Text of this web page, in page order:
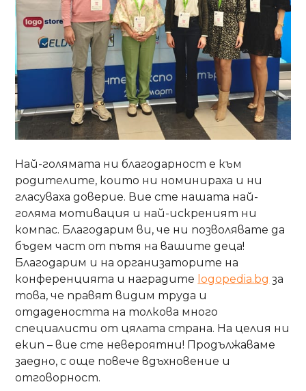
Най-голямата ни благодарност е към
родителите, които ни номинираха и ни
гласуваха доверие. Вие сте нашата най-
голяма мотивация и най-искреният ни
компас. Благодарим ви, че ни позволявате да
бъдем част от пътя на вашите деца!
Благодарим и на организаторите на
конференцията и наградите logopedia.bg за
това, че правят видим труда и
отдадеността на толкова много
специалисти от цялата страна. На целия ни
екип – вие сте невероятни! Продължаваме
заедно, с още повече вдъхновение и
отговорност.